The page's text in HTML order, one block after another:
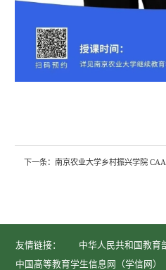
下一条： 南京农业大学乡村振兴学院
友情链接： 中华人民共和国教育
中国高等教育学生信息网（学信网）